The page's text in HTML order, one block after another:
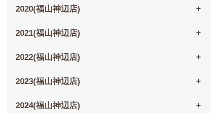
2020(福山神辺店)
2021(福山神辺店)
2022(福山神辺店)
2023(福山神辺店)
2024(福山神辺店)